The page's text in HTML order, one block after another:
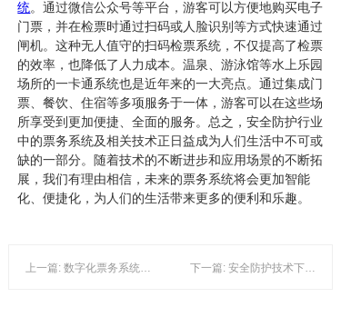
统。通过微信公众号等平台，游客可以方便地购买电子
门票，并在检票时通过扫码或人脸识别等方式快速通过
闸机。这种无人值守的扫码检票系统，不仅提高了检票
的效率，也降低了人力成本。温泉、游泳馆等水上乐园
场所的一卡通系统也是近年来的一大亮点。通过集成门
票、餐饮、住宿等多项服务于一体，游客可以在这些场
所享受到更加便捷、全面的服务。总之，安全防护行业
中的票务系统及相关技术正日益成为人们生活中不可或
缺的一部分。随着技术的不断进步和应用场景的不断拓
展，我们有理由相信，未来的票务系统将会更加智能
化、便捷化，为人们的生活带来更多的便利和乐趣。
上一篇: 数字化票务系统：安全防护与行业创新 下一篇: 安全防护技术下的景区与滑雪场票务系统新进展